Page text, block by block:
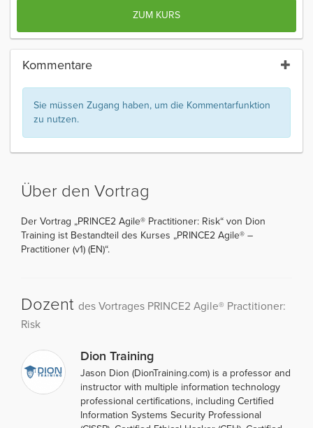
ZUM KURS
Kommentare
Sie müssen Zugang haben, um die Kommentarfunktion
zu nutzen.
Über den Vortrag
Der Vortrag „PRINCE2 Agile® Practitioner: Risk“ von Dion
Training ist Bestandteil des Kurses „PRINCE2 Agile® –
Practitioner (v1) (EN)“.
Dozent des Vortrages PRINCE2 Agile® Practitioner:
Risk
Dion Training
Jason Dion (DionTraining.com) is a professor and
instructor with multiple information technology
professional certifications, including Certified
Information Systems Security Professional